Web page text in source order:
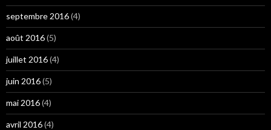
septembre 2016(4)
août 2016(5)
juillet 2016(4)
juin 2016(5)
mai 2016(4)
avril 2016(4)